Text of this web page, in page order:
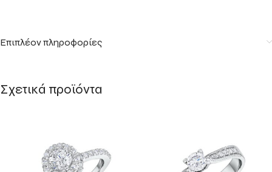
Επιπλέον πληροφορίες
Σχετικά προϊόντα